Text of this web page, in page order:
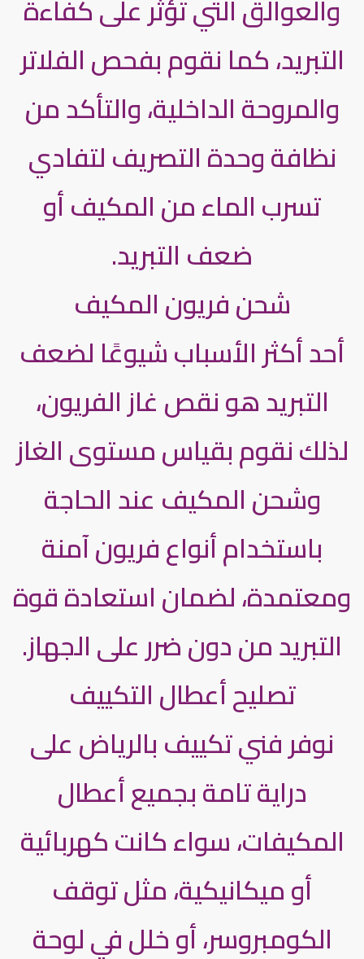
والعوالق التي تؤثر على كفاءة
التبريد، كما نقوم بفحص الفلاتر
والمروحة الداخلية، والتأكد من
نظافة وحدة التصريف لتفادي
تسرب الماء من المكيف أو
ضعف التبريد.
شحن فريون المكيف
أحد أكثر الأسباب شيوعًا لضعف
التبريد هو نقص غاز الفريون،
لذلك نقوم بقياس مستوى الغاز
وشحن المكيف عند الحاجة
باستخدام أنواع فريون آمنة
ومعتمدة، لضمان استعادة قوة
التبريد من دون ضرر على الجهاز.
تصليح أعطال التكييف
نوفر فني تكييف بالرياض على
دراية تامة بجميع أعطال
المكيفات، سواء كانت كهربائية
أو ميكانيكية، مثل توقف
الكومبروسر، أو خلل في لوحة